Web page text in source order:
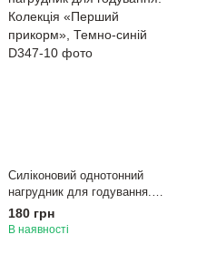
Силіконовий однотонний
нагрудник для годування.
Колекція «Перший прикорм»,
Темно-синій
180 грн
В наявності